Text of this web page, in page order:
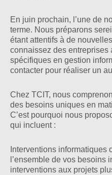
En juin prochain, l’une de
terme. Nous préparons
étant attentifs à de
connaissez des entreprises
spécifiques en gestion
contacter pour réaliser un
Chez TCIT, nous
des besoins uniques en
C’est pourquoi nous
qui incluent :
Interventions informatiques
l’ensemble de vos besoins
interventions aux projets